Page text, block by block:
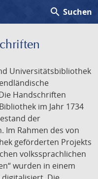
search Suchen
Universitätsbibliothek
Handschriften
im Jahr 1734
der
Im Rahmen des von
geförderten Projekts
volkssprachlichen
wurden in einem